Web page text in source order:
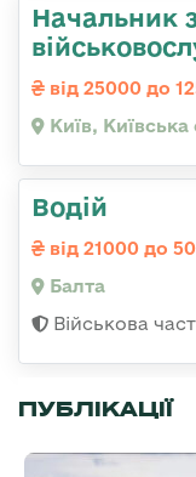
Начальник
від 25000 до
Київ, Київська
Водій
від 21000 до
Балта
Військова
ПУБЛІКАЦІЇ